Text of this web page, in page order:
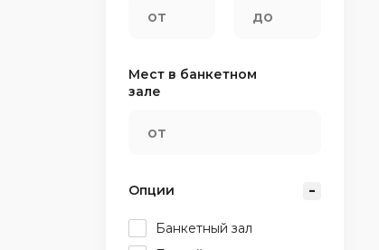
Мест в банкетном
зале
Опции
Банкетный зал